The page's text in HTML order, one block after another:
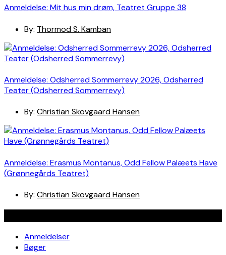
Anmeldelse: Mit hus min drøm, Teatret Gruppe 38
By: Thormod S. Kamban
Anmeldelse: Odsherred Sommerrevy 2026, Odsherred
Teater (Odsherred Sommerrevy)
By: Christian Skovgaard Hansen
Anmeldelse: Erasmus Montanus, Odd Fellow Palæets Have
(Grønnegårds Teatret)
By: Christian Skovgaard Hansen
Anmeldelser
Bøger